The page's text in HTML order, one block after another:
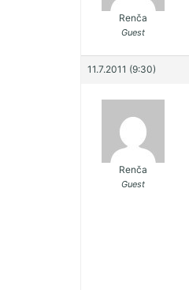
Renča
Guest
11.7.2011 (9:30)
Renča
Guest